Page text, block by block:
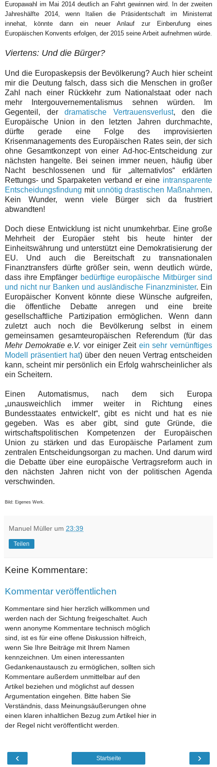
Europawahl im Mai 2014 deutlich an Fahrt gewinnen wird. In der zweiten
Jahreshälfte 2014, wenn Italien die Präsidentschaft im Ministerrat
innehat, könnte dann ein neuer Anlauf zur Einberufung eines
Europäischen Konvents erfolgen, der 2015 seine Arbeit aufnehmen würde.
Viertens: Und die Bürger?
Und die Europaskepsis der Bevölkerung? Auch hier scheint
mir die Deutung falsch, dass sich die Menschen in großer
Zahl nach einer Rückkehr zum Nationalstaat oder nach
mehr Intergouvernementalismus sehnen würden. Im
Gegenteil, derdramatische Vertrauensverlust, den die
Europäische Union in den letzten Jahren durchmachte,
dürfte gerade eine Folge des improvisierten
Krisenmanagements des Europäischen Rates sein, der sich
ohne Gesamtkonzept von einer Ad-hoc-Entscheidung zur
nächsten hangelte. Bei seinen immer neuen, häufig über
Nacht beschlossenen und für „alternativlos“ erklärten
Rettungs- und Sparpaketen verband er eine intransparente
Entscheidungsfindung mit unnötig drastischen Maßnahmen.
Kein Wunder, wenn viele Bürger sich da frustriert
abwandten!
Doch diese Entwicklung ist nicht unumkehrbar. Eine große
Mehrheit der Europäer steht bis heute hinter der
Einheitswährung und unterstützt eine Demokratisierung der
EU. Und auch die Bereitschaft zu transnationalen
Finanztransfers dürfte größer sein, wenn deutlich würde,
dass ihre Empfänger bedürftige europäische Mitbürger sind
und nicht nur Banken und ausländische Finanzminister. Ein
Europäischer Konvent könnte diese Wünsche aufgreifen,
die öffentliche Debatte anregen und eine breite
gesellschaftliche Partizipation ermöglichen. Wenn dann
zuletzt auch noch die Bevölkerung selbst in einem
gemeinsamen gesamteuropäischen Referendum (für das
Mehr Demokratie e.V. vor einiger Zeit ein sehr vernünftiges
Modell präsentiert hat) über den neuen Vertrag entscheiden
kann, scheint mir persönlich ein Erfolg wahrscheinlicher als
ein Scheitern.
Einen Automatismus, nach dem sich Europa
„unausweichlich immer weiter in Richtung eines
Bundesstaates entwickelt“, gibt es nicht und hat es nie
gegeben. Was es aber gibt, sind gute Gründe, die
wirtschaftspolitischen Kompetenzen der Europäischen
Union zu stärken und das Europäische Parlament zum
zentralen Entscheidungsorgan zu machen. Und darum wird
die Debatte über eine europäische Vertragsreform auch in
den nächsten Jahren nicht von der politischen Agenda
verschwinden.
Bild: Eigenes Werk.
Manuel Müller um 23:39
Teilen
Keine Kommentare:
Kommentar veröffentlichen
Kommentare sind hier herzlich willkommen und
werden nach der Sichtung freigeschaltet. Auch
wenn anonyme Kommentare technisch möglich
sind, ist es für eine offene Diskussion hilfreich,
wenn Sie Ihre Beiträge mit Ihrem Namen
kennzeichnen. Um einen interessanten
Gedankenaustausch zu ermöglichen, sollten sich
Kommentare außerdem unmittelbar auf den
Artikel beziehen und möglichst auf dessen
Argumentation eingehen. Bitte haben Sie
Verständnis, dass Meinungsäußerungen ohne
einen klaren inhaltlichen Bezug zum Artikel hier in
der Regel nicht veröffentlicht werden.
‹ ›
Startseite